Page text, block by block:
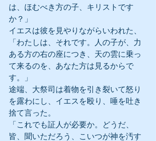
は、ほむべき方の子、キリストです
か？」
イエスは彼を見やりながらいわれた、
「わたしは、それです。人の子が、力
ある方の右の座につき、天の雲に乗っ
て来るのを、あなた方は見るからで
す。」
途端、大祭司は着物を引き裂いて怒り
を露わにし、イエスを殴り、唾を吐き
捨て言った。
「これでも証人が必要か。どうだ、
皆、聞いただろう、こいつが神を汚す